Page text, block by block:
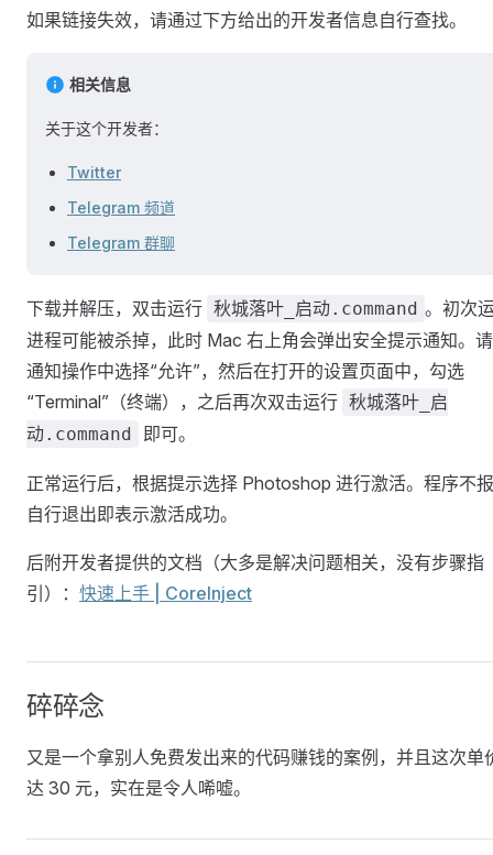
如果链接失效，请通过下方给出的开发者信息自行查找。
相关信息
关于这个开发者：
Twitter
Telegram 频道
Telegram 群聊
下载并解压，双击运行 秋城落叶_启动.command 。初次
进程可能被杀掉，此时 Mac 右上角会弹出安全提示通知。
通知操作中选择“允许”，然后在打开的设置页面中，勾选
“Terminal”（终端），之后再次双击运行 秋城落叶_启
动.command
即可。
正常运行后，根据提示选择 Photoshop 进行激活。程序不
自行退出即表示激活成功。
后附开发者提供的文档（大多是解决问题相关，没有步骤指
引）： 快速上手 | CoreInject
碎碎念
又是一个拿别人免费发出来的代码赚钱的案例，并且这次单
达 30 元，实在是令人唏嘘。